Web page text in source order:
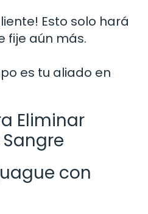
Esto solo hará
fije aún más.
es tu aliado en
Eliminar
con